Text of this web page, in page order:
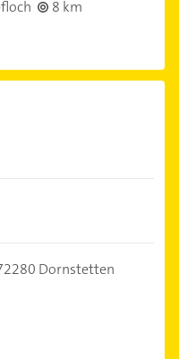
8 km
Dornstetten